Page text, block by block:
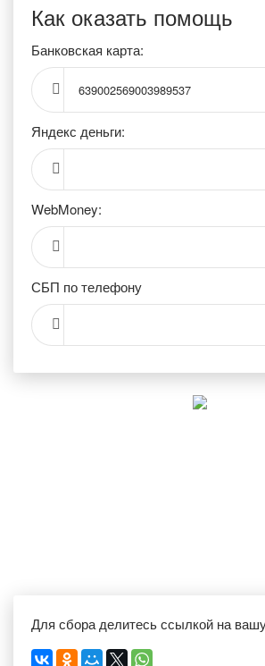
Как оказать помощь
Банковская карта:
639002569003989537
Яндекс деньги:
WebMoney:
СБП по телефону
Для сбора делитесь ссылкой на